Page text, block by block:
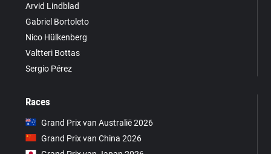
Arvid Lindblad
Gabriel Bortoleto
Nico Hülkenberg
Valtteri Bottas
Sergio Pérez
Races
Grand Prix van Australië 2026
Grand Prix van China 2026